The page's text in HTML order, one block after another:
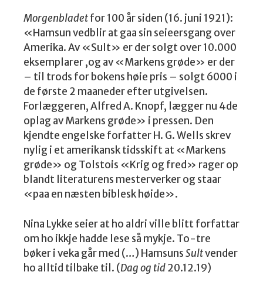
Morgenbladetfor 100 år siden (16. juni 1921):
«Hamsun vedblir at gaa sin seieersgang over
Amerika. Av «Sult» er der solgt over 10.000
eksemplarer ,og av «Markens grøde» er der
– til trods for bokens høie pris – solgt 6000 i
de første 2 maaneder efter utgivelsen.
Forlæggeren, Alfred A. Knopf, lægger nu 4de
oplag av Markens grøde» i pressen. Den
kjendte engelske forfatter H. G. Wells skrev
nylig i et amerikansk tidsskift at «Markens
grøde» og Tolstois «Krig og fred» rager op
blandt literaturens mesterverker og staar
«paa en næsten biblesk høide».
Nina Lykke seier at ho aldri ville blitt forfattar
om ho ikkje hadde lese så mykje. To-tre
bøker i veka går med (…) HamsunsSultvender
ho alltid tilbake til. (Dag og tid20.12.19)